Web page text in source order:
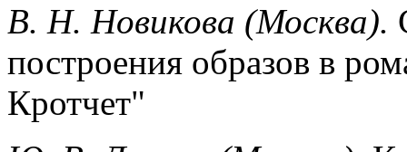
В. Н. Новикова (Москва).
построения образов в
Кротчет"